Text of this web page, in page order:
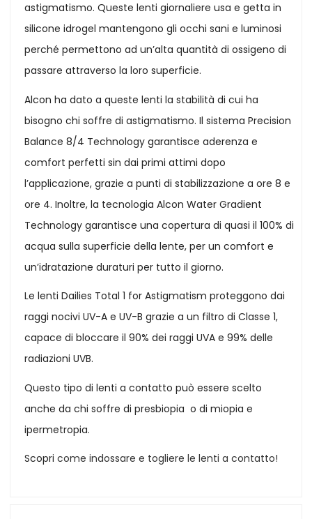
astigmatismo. Queste lenti giornaliere usa e getta in
silicone idrogel mantengono gli occhi sani e luminosi
perché permettono ad un’alta quantità di ossigeno di
passare attraverso la loro superficie.
Alcon ha dato a queste lenti la stabilità di cui ha
bisogno chi soffre di astigmatismo. Il sistema Precision
Balance 8/4 Technology garantisce aderenza e
comfort perfetti sin dai primi attimi dopo
l’applicazione, grazie a punti di stabilizzazione a ore 8 e
ore 4. Inoltre, la tecnologia Alcon Water Gradient
Technology garantisce una copertura di quasi il 100% di
acqua sulla superficie della lente, per un comfort e
un’idratazione duraturi per tutto il giorno.
Le lenti Dailies Total 1 for Astigmatism proteggono dai
raggi nocivi UV-A e UV-B grazie a un filtro di Classe 1,
capace di bloccare il 90% dei raggi UVA e 99% delle
radiazioni UVB.
Questo tipo di lenti a contatto può essere scelto
anche da chi soffre di presbiopia o di miopia e
ipermetropia.
Scopricome indossare e togliere le lenti a contatto!